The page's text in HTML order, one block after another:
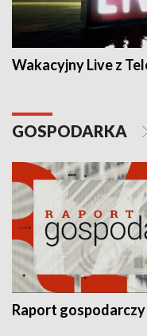
Wakacyjny Live z
GOSPODARKA
Raport gospodarczy